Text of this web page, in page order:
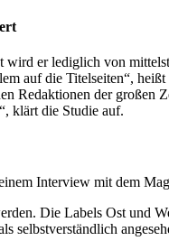
wird er lediglich von
auf die Titelseiten“,
Redaktionen der großen
klärt die Studie auf.
Interview mit dem
Die Labels Ost und
selbstverständlich